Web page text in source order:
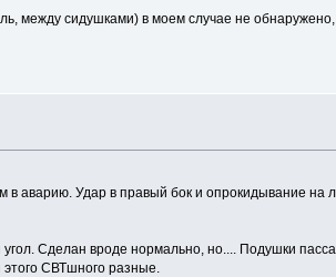
между сидушками) в моем случае не обнаружено,
в аварию. Удар в правый бок и опрокидывание на
Сделан вроде нормально, но.... Подушки
СВТшного разные.